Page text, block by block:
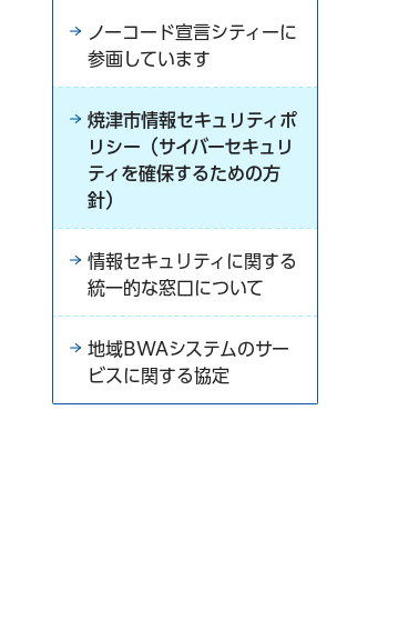
ノーコード宣言シティーに
参画しています
焼津市情報セキュリティポ
リシー（サイバーセキュリ
ティを確保するための方
針）
情報セキュリティに関する
統一的な窓口について
地域BWAシステムのサー
ビスに関する協定